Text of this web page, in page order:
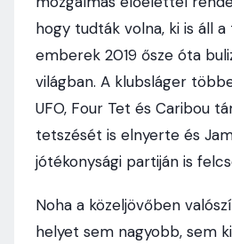
hogy tudták volna, ki is áll
emberek 2019 ősze óta
világban. A klubsláger
UFO, Four Tet és Caribou
tetszését is elnyerte és
jótékonysági partiján is
Noha a közeljövőben
helyet sem nagyobb, sem